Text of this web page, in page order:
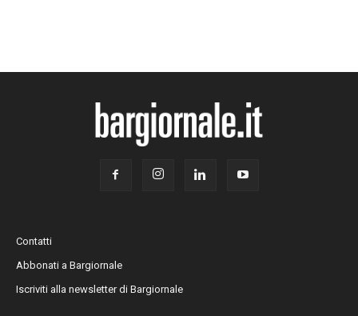
Contatti
Abbonati a Bargiornale
Iscriviti alla newsletter di Bargiornale